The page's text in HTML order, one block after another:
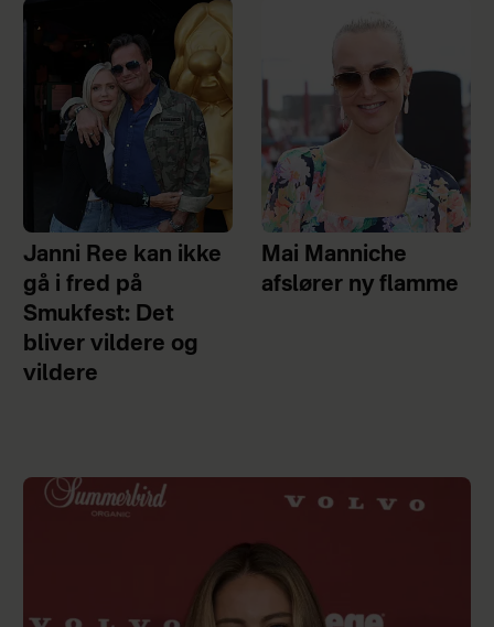
Janni Ree kan ikke
gå i fred på
Smukfest: Det
bliver vildere og
vildere
Mai Manniche
afslører ny flamme